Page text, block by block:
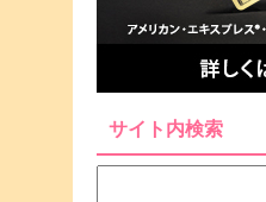
サイト内検索